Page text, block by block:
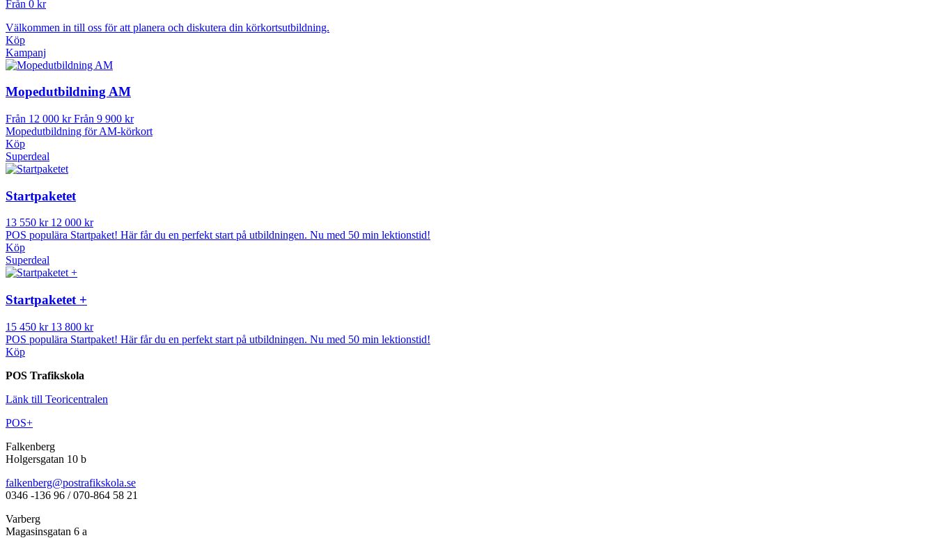
Från 0 kr
Välkommen in till oss för att planera och diskutera din körkortsutbildning.
Köp
Kampanj
Mopedutbildning AM
Från 12 000 krFrån 9 900 kr
Mopedutbildning för AM-körkort
Köp
Superdeal
Startpaketet
13 550 kr 12 000 kr
POS populära Startpaket! Här får du en perfekt start på utbildningen. Nu med 50 min lektionstid!
Köp
Superdeal
Startpaketet +
15 450 kr 13 800 kr
POS populära Startpaket! Här får du en perfekt start på utbildningen. Nu med 50 min lektionstid!
Köp
POS Trafikskola
Länk till Teoricentralen
POS+
Falkenberg
Holgersgatan 10 b
falkenberg@postrafikskola.se
0346 -136 96 / 070-864 58 21
Varberg
Magasinsgatan 6 a